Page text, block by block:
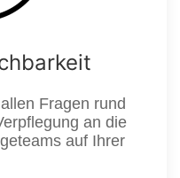
Fragen rund
an die
auf Ihrer